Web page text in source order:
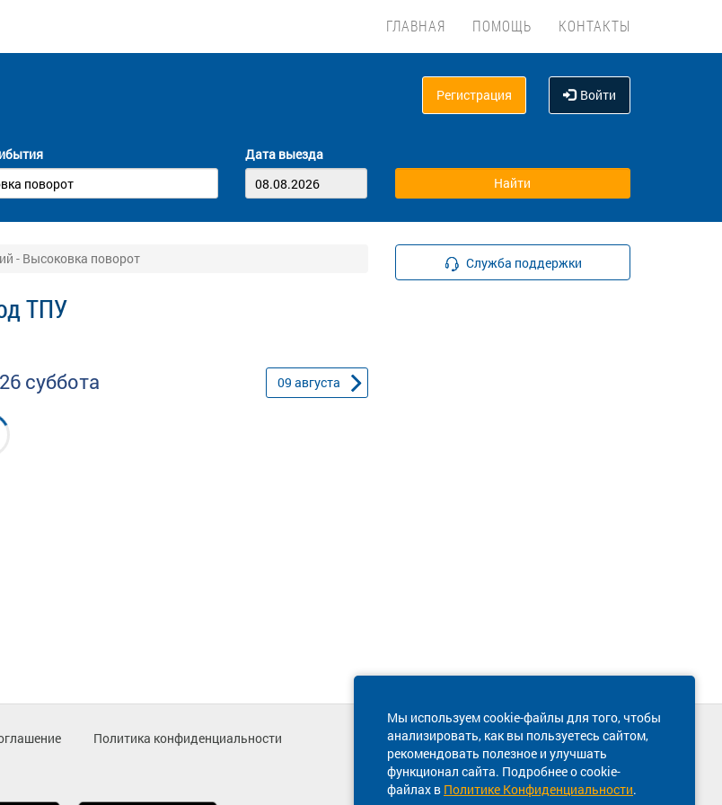
ГЛАВНАЯ ПОМОЩЬ КОНТАКТЫ
Регистрация Войти
Дата выезда
- Высоковка поворот
ТПУ
суббота 09 августа
Служба поддержки
Мы используем cookie-файлы для того, чтобы
анализировать, как вы пользуетесь сайтом,
рекомендовать полезное и улучшать
функционал сайта. Подробнее о cookie-
файлах в Политике Конфиденциальности.
Политика конфиденциальности
Техническая поддержка сайта
8 800 600-03-38